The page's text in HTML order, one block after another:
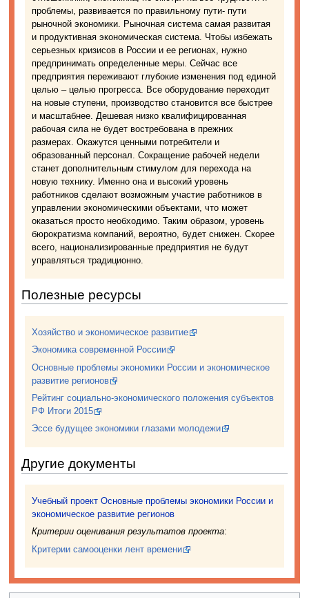
проблемы, развивается по правильному пути- пути
рыночной экономики. Рыночная система самая развитая
и продуктивная экономическая система. Чтобы избежать
серьезных кризисов в России и ее регионах, нужно
предпринимать определенные меры. Сейчас все
предприятия переживают глубокие изменения под единой
целью – целью прогресса. Все оборудование переходит
на новые ступени, производство становится все быстрее
и масштабнее. Дешевая низко квалифицированная
рабочая сила не будет востребована в прежних
размерах. Окажутся ценными потребители и
образованный персонал. Сокращение рабочей недели
станет дополнительным стимулом для перехода на
новую технику. Именно она и высокий уровень
работников сделают возможным участие работников в
управлении экономическими объектами, что может
оказаться просто необходимо. Таким образом, уровень
бюрократизма компаний, вероятно, будет снижен. Скорее
всего, национализированные предприятия не будут
управляться традиционно.
Полезные ресурсы
Хозяйство и экономическое развитие
Экономика современной России
Основные проблемы экономики России и экономическое
развитие регионов
Рейтинг социально-экономического положения субъектов
РФ Итоги 2015
Эссе будущее экономики глазами молодежи
Другие документы
Учебный проект Основные проблемы экономики России и
экономическое развитие регионов
Критерии оценивания результатов проекта:
Критерии самооценки лент времени